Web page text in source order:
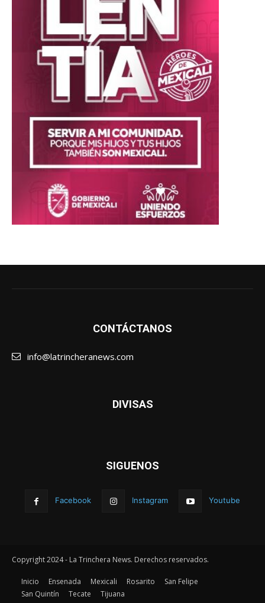
CONTÁCTANOS
info@latrincheranews.com
DIVISAS
SIGUENOS
Facebook Instagram Youtube
Copyright 2024 - La Trinchera News. Derechos reservados.
Inicio Ensenada Mexicali Rosarito
San Felipe
San Quintín
Tecate Tijuana